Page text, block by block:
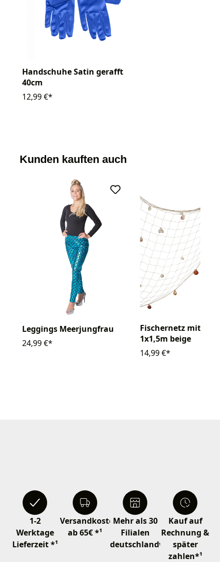
Handschuhe Satin gerafft
40cm
12,99 €*
Kunden kauften auch
Leggings Meerjungfrau
24,99 €*
Fischernetz mit
1x1,5m beige
14,99 €*
1-2
Werktage
Lieferzeit *¹
Versandkostenfrei
ab 65€ *¹
Mehr als 30
Filialen
deutschlandweit
Kauf auf
Rechnung &
später
zahlen*¹